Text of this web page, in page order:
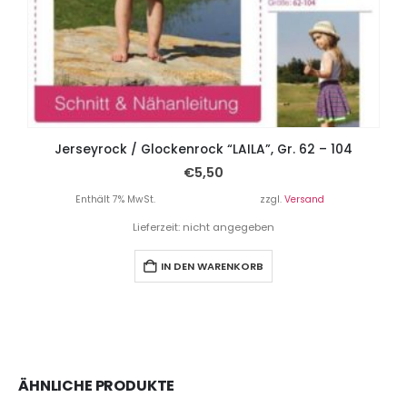
Jerseyrock / Glockenrock “LAILA”, Gr. 62 – 104
€5,50
Enthält 7% MwSt. zzgl. Versand
Lieferzeit: nicht angegeben
IN DEN WARENKORB
ÄHNLICHE PRODUKTE